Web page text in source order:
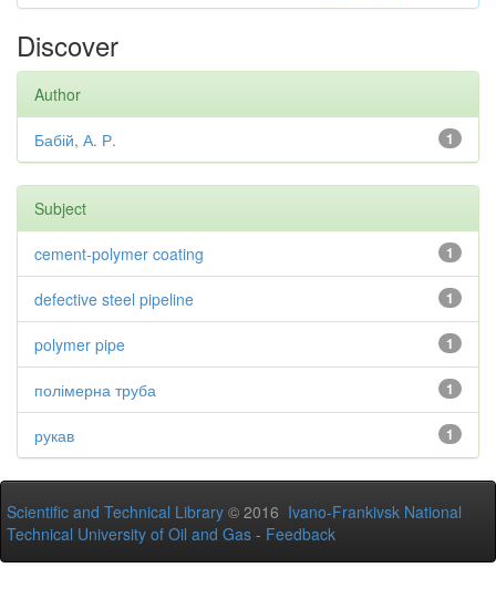
Discover
Author
1
Бабій, А. Р.
Subject
1
cement-polymer coating
1
defective steel pipeline
1
polymer pipe
1
полімерна труба
1
рукав
Scientific and Technical Library © 2016 Ivano-Frankivsk National
Technical University of Oil and Gas - Feedback